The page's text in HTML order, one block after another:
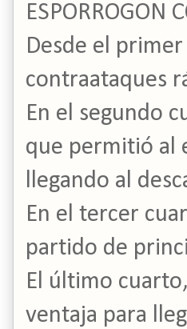
ESPORROGON
Desde el
contraataques
En el segundo
que permitió al
llegando al
En el tercer
partido de
El último
ventaja para